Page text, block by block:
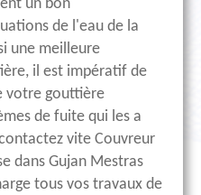
un bon
de l'eau de la
une meilleure
il est impératif de
votre gouttière
de fuite qui les a
vite Couvreur
dans Gujan Mestras
tous vos travaux de